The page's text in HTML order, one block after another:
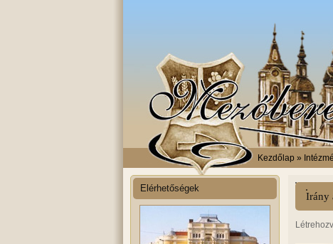
Kezdőlap »
Elérhetőségek
Irány